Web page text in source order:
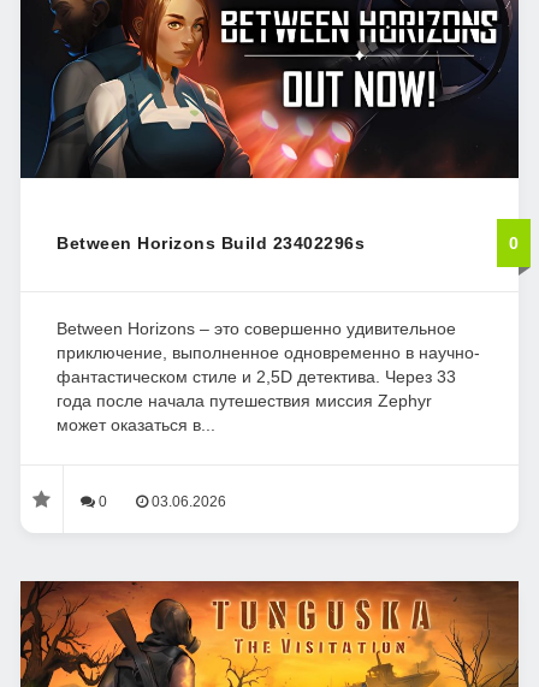
Between Horizons Build 23402296s 0
Between Horizons – это совершенно удивительное
приключение, выполненное одновременно в научно-
фантастическом стиле и 2,5D детектива. Через 33
года после начала путешествия миссия Zephyr
может оказаться в...
0 03.06.2026